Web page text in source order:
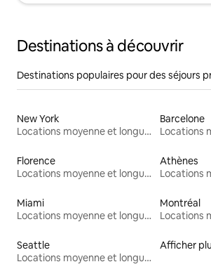
Destinations à découvrir
Destinations populaires pour des séjours
New York
Locations moyenne et longue durée
Barcelone
Florence
Locations moyenne et longue durée
Athènes
Miami
Locations moyenne et longue durée
Montréal
Seattle
Locations moyenne et longue durée
Afficher